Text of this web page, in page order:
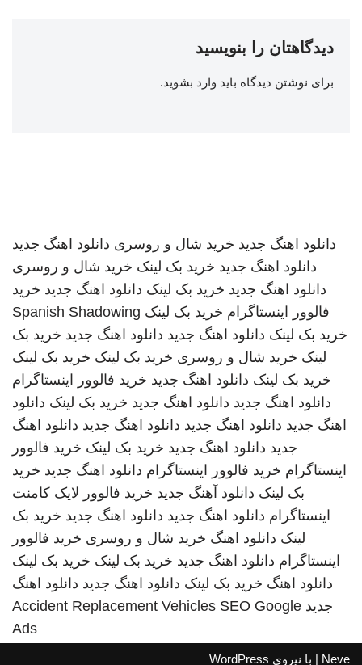
دیدگاهتان را بنویسید
برای نوشتن دیدگاه باید وارد بشوید.
دانلود اهنگ جدید خرید شال و روسری دانلود اهنگ جدید
دانلود اهنگ جدید خرید بک لینک خرید شال و روسری
دانلود اهنگ جدید خرید بک لینک دانلود اهنگ جدید خرید
فالوور اینستاگرام خرید بک لینک Spanish Shadowing
خرید بک لینک دانلود اهنگ جدید دانلود اهنگ جدید خرید بک
لینک خرید شال و روسری خرید بک لینک خرید بک لینک
خرید بک لینک دانلود اهنگ جدید خرید فالوور اینستاگرام
دانلود اهنگ جدید دانلود اهنگ جدید خرید بک لینک دانلود
اهنگ جدید دانلود اهنگ جدید دانلود اهنگ جدید دانلود اهنگ
جدید دانلود اهنگ جدید خرید بک لینک خرید فالوور
اینستاگرام خرید فالوور اینستاگرام دانلود اهنگ جدید خرید
بک لینک دانلود آهنگ جدید خرید فالوور لایک کامنت
اینستاگرام دانلود اهنگ جدید دانلود اهنگ جدید خرید بک
لینک دانلود اهنگ خرید شال و روسری خرید فالوور
اینستاگرام دانلود اهنگ جدید خرید بک لینک خرید بک لینک
دانلود اهنگ خرید بک لینک دانلود اهنگ جدید دانلود اهنگ
جدید
Accident Replacement Vehicles SEO Google
Ads
Neve | با نیروی WordPress